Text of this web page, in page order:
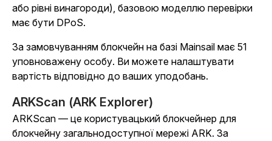
або рівні винагороди), базовою моделлю перевірки
має бути DPoS.
За замовчуванням блокчейн на базі Mainsail має 51
уповноважену особу. Ви можете налаштувати
вартість відповідно до ваших уподобань.
ARKScan (ARK Explorer)
ARKScan — це користувацький блокчейнер для
блокчейну загальнодоступної мережі ARK. За